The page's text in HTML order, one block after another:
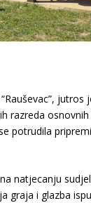
razreda
potrudila
natjecanju
graja i glazba